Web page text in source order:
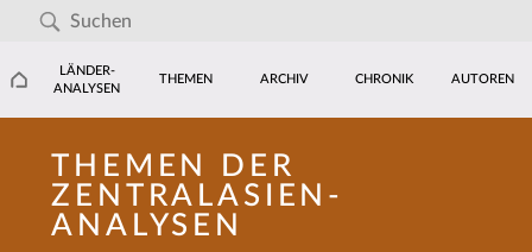
LÄNDER-
ANALYSEN
THEMEN ARCHIV CHRONIK AUTOREN
THEMEN DER
ZENTRALASIEN-
ANALYSEN